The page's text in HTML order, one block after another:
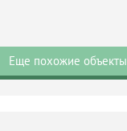
Еще похожие объекты